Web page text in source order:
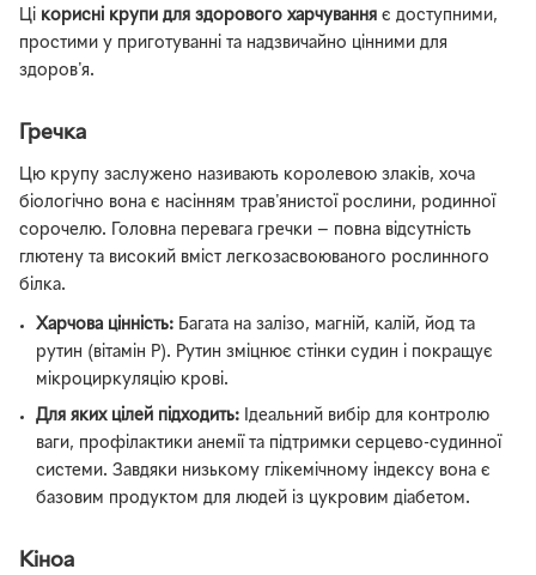
Ці корисні крупи для здорового харчування є доступними,
простими у приготуванні та надзвичайно цінними для
здоров'я.
Гречка
Цю крупу заслужено називають королевою злаків, хоча
біологічно вона є насінням трав'янистої рослини, родинної
сорочелю. Головна перевага гречки — повна відсутність
глютену та високий вміст легкозасвоюваного рослинного
білка.
Харчова цінність: Багата на залізо, магній, калій, йод та
рутин (вітамін P). Рутин зміцнює стінки судин і покращує
мікроциркуляцію крові.
Для яких цілей підходить: Ідеальний вибір для контролю
ваги, профілактики анемії та підтримки серцево-судинної
системи. Завдяки низькому глікемічному індексу вона є
базовим продуктом для людей із цукровим діабетом.
Кіноа